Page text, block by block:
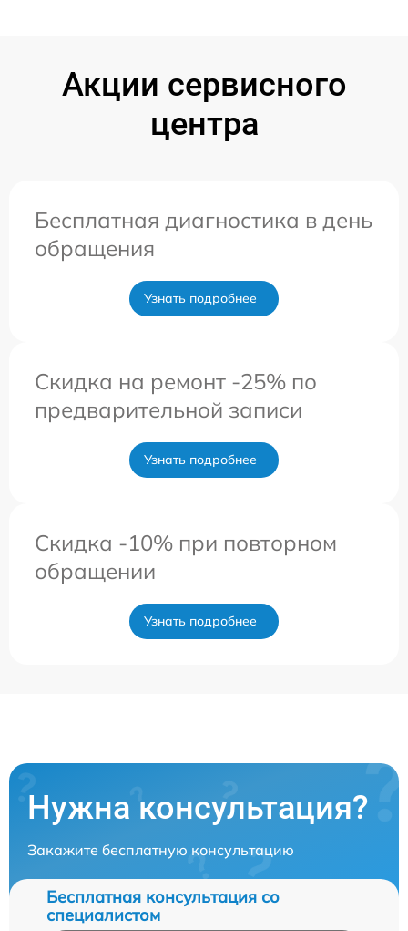
Акции сервисного
центра
Бесплатная диагностика в день
обращения
Узнать подробнее
Скидка на ремонт -25% по
предварительной записи
Узнать подробнее
Скидка -10% при повторном
обращении
Узнать подробнее
Нужна консультация?
Закажите бесплатную консультацию
Бесплатная консультация со
специалистом